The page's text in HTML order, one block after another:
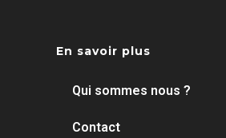
En savoir plus
Qui sommes nous ?
Contact